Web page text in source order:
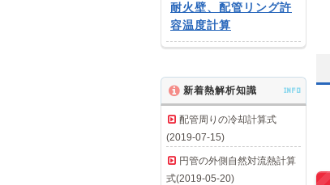
耐火壁、配管リング許
容温度計算
新着熱解析知識 INFO
配管周りの冷却計算式
(2019-07-15)
円管の外側自然対流熱計算
式(2019-05-20)